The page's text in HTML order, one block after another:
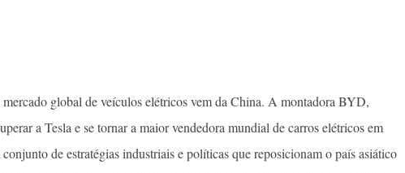
global de veículos elétricos vem da China. A montadora BYD,
a Tesla e se tornar a maior vendedora mundial de carros elétricos em
de estratégias industriais e políticas que reposicionam o país asiático